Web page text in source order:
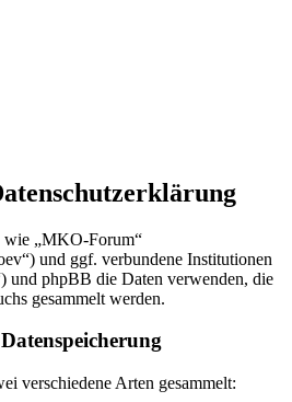
wie „MKO-Forum“
und ggf. verbundene Institutionen
und phpBB die Daten verwenden, die
gesammelt werden.
verschiedene Arten gesammelt: